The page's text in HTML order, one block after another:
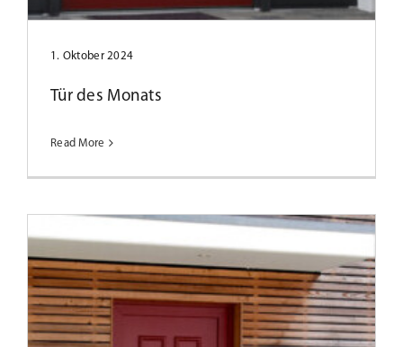
1. Oktober 2024
Tür des Monats
Read More